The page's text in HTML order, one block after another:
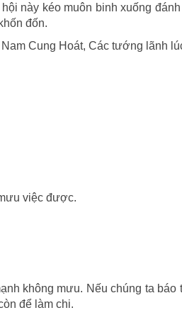
này kéo muôn binh xuống
đốn.
Cung Hoát, Các tướng lãnh
việc được.
không mưu. Nếu chúng ta báo
để làm chi.